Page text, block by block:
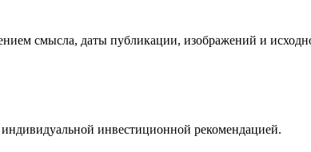
смысла, даты публикации, изображений и
инвестиционной рекомендацией.